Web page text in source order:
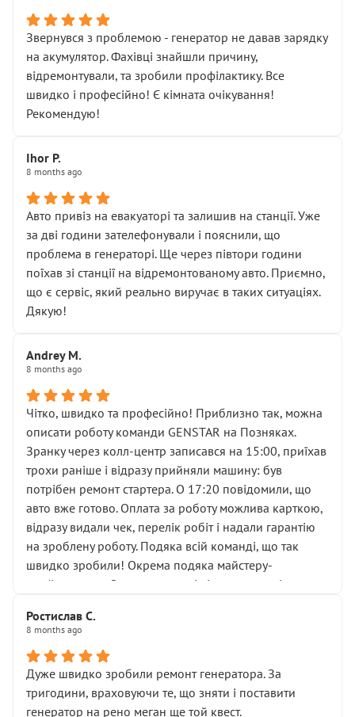
послуга. Тим більше, я був поруч і жодної реальної
діагностики ходової не проводилось. Після
зауваження гроші за цю “послугу” повернули, що
лише підтвердило мою правоту.
Але головне — я виїжджаю з боксу, і скрип у гальмах
залишився таким самим, як і був. Тобто оплачена
Далі ситуація тільки погіршилась:
• сказали, що тепер “потрібно знімати колеса”
• що біля авто стояти вже не можна
• почали озвучувати купу додаткових робіт без
чіткого пояснення
( ну все зняли та доробили) дякую!
Окремий момент, який виглядає абсурдно:
мені заявили, що бачок гальмівної рідини потрібно
міняти разом із головним гальмівним циліндром у
Для людини, яка хоча б трохи розуміється на техніці,
це звучить як мінімум непрофесійно, а як максимум —
спроба продати дорогий вузол замість елементарних
ущільнювачів.
Що прикро — це не перший мій візит. Раніше міняв у
вас стартер, і тоді сервіс наче справив хороше
враження. Але згодом знайшов декілька гайок під
лобовим склом. Мені пояснили, що це “старі гайки, які
відкручували”, і попросили не хвилюватися. ( надіюсь
новий власник, не застяг в полі))
Але після нинішнього візиту такі дрібниці вже не
здаються дрібницями.
Я — клієнт, який працює на довірі, і саме її цей сервіс
Хотілося б більше:
• належної уваги до авто
• прозорості в роботах і рахунках
• реальної діагностики, а не формального
“подивились і поїхав”
На жаль, складається враження, що сервіс працює не
Звернувся з проблемою - генератор не давав зарядку
на акумулятор. Фахівці знайшли причину,
відремонтували, та зробили профілактику. Все
швидко і професійно! Є кімната очікування!
Рекомендую!
Ihor P.
8 months ago
Авто привіз на евакуаторі та залишив на станції. Уже
за дві години зателефонували і пояснили, що
проблема в генераторі. Ще через півтори години
поїхав зі станції на відремонтованому авто. Приємно,
що є сервіс, який реально виручає в таких ситуаціях.
Дякую!
Andrey M.
8 months ago
Чітко, швидко та професійно! Приблизно так, можна
описати роботу команди GENSTAR на Позняках.
Зранку через колл-центр записався на 15:00, приїхав
трохи раніше і відразу прийняли машину: був
потрібен ремонт стартера. О 17:20 повідомили, що
авто вже готово. Оплата за роботу можлива карткою,
відразу видали чек, перелік робіт і надали гарантію
на зроблену роботу. Подяка всій команді, що так
швидко зробили! Окрема подяка майстеру-
приймальнику Олександру: всі чітко та по суті.
звертатися до цього автосервісу.
Ростислав С.
8 months ago
Дуже швидко зробили ремонт генератора. За
тригодини, враховуючи те, що зняти і поставити
генератор на рено меган ще той квест.